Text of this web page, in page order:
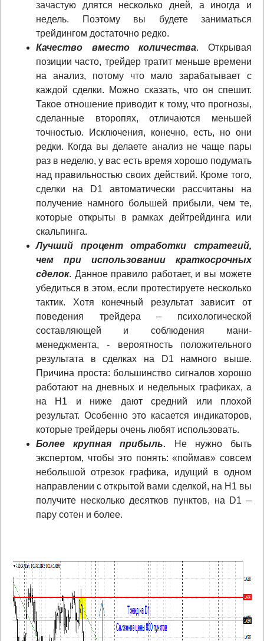
зачастую длятся несколько дней, а иногда и
недель. Поэтому вы будете заниматься
трейдингом достаточно редко.
Качество вместо количества. Открывая
позиции часто, трейдер тратит меньше времени
на анализ, потому что мало зарабатывает с
каждой сделки. Можно сказать, что он спешит.
Такое отношение приводит к тому, что прогнозы,
сделанные второпях, отличаются меньшей
точностью. Исключения, конечно, есть, но они
редки. Когда вы делаете анализ не чаще пары
раз в неделю, у вас есть время хорошо подумать
над правильностью своих действий. Кроме того,
сделки на D1 автоматически рассчитаны на
получение намного большей прибыли, чем те,
которые открыты в рамках дейтрейдинга или
скальпинга.
Лучший процент отработки стратегий,
чем при использовании краткосрочных
сделок. Данное правило работает, и вы можете
убедиться в этом, если протестируете несколько
тактик. Хотя конечный результат зависит от
поведения трейдера – психологической
составляющей и соблюдения мани-
менеджмента, - вероятность положительного
результата в сделках на D1 намного выше.
Причина проста: большинство сигналов хорошо
работают на дневных и недельных графиках, а
на Н1 и ниже дают средний или плохой
результат. Особенно это касается индикаторов,
которые трейдеры очень любят использовать.
Более крупная прибыль. Не нужно быть
экспертом, чтобы это понять: «поймав» совсем
небольшой отрезок графика, идущий в одном
направлении с открытой вами сделкой, на Н1 вы
получите несколько десятков пунктов, на D1 –
пару сотен и более.